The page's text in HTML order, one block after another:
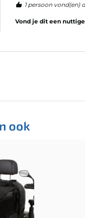
1 persoon vond(en)
Vond je dit een
ook